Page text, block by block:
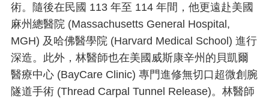
術。隨後在民國 113 年至 114 年間，他更遠赴美國
麻州總醫院 (Massachusetts General Hospital,
MGH) 及哈佛醫學院 (Harvard Medical School) 進行
深造。此外，林醫師也在美國威斯康辛州的貝凱爾
醫療中心 (BayCare Clinic) 專門進修無切口超微創腕
隧道手術 (Thread Carpal Tunnel Release)。林醫師